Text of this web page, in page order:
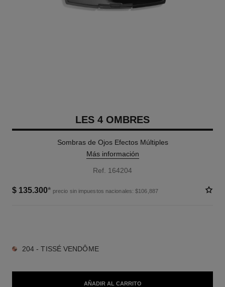
LES 4 OMBRES
Sombras de Ojos Efectos Múltiples
Más información
Ref. 164204
$ 135.300* precio sin impuestos nacionales: $106,887
204 - TISSÉ VENDÔME
AÑADIR AL CARRITO